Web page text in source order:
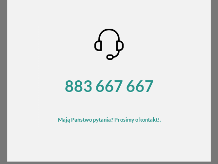
883 667 667
Mają Państwo pytania? Prosimy o kontakt!.